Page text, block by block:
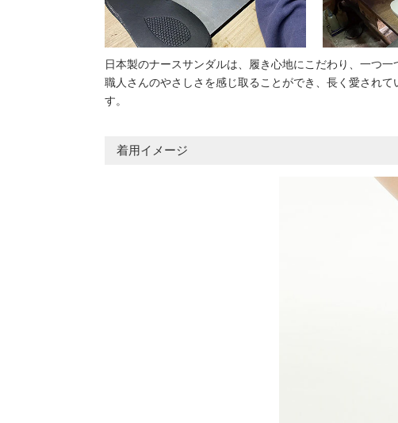
日本製のナースサンダルは、履き心地にこだわり、一つ
職人さんのやさしさを感じ取ることができ、長く愛され
す。
着用イメージ